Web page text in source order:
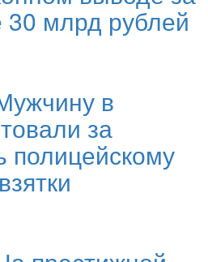
млрд рублей
в
за
полицейскому